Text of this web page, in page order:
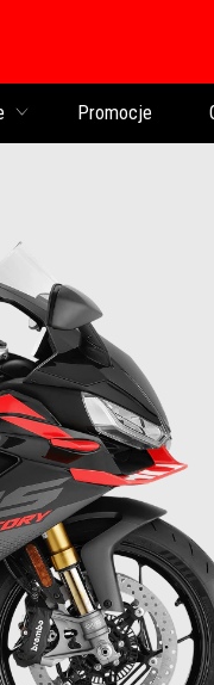
Promocje